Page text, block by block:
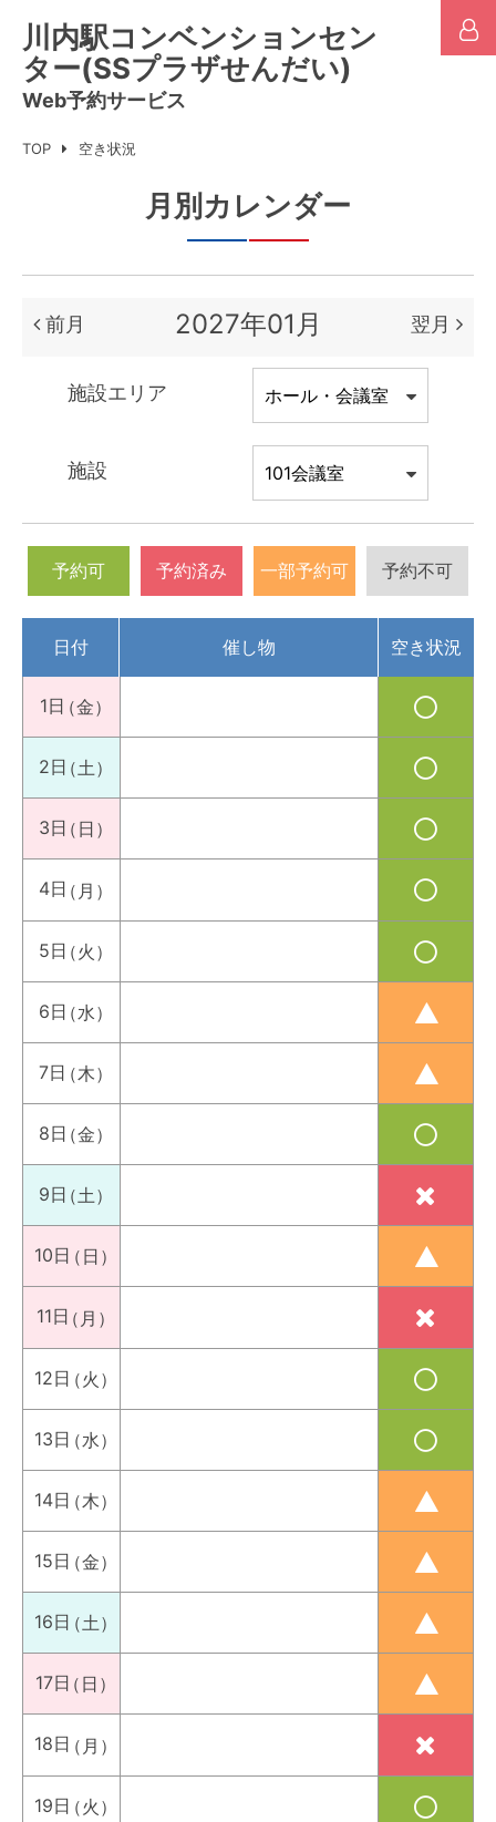
川内駅コンベンションセン
ター(SSプラザせんだい)
Web予約サービス
TOP 空き状況
月別カレンダー
前月 2027年01月 翌月
施設エリア
施設
予約可 予約済み 一部予約可 予約不可
日付 催し物 空き状況
1日（金）
2日（土）
3日（日）
4日（月）
5日（火）
6日（水）
7日（木）
8日（金）
9日（土）
10日（日）
11日（月）
12日（火）
13日（水）
14日（木）
15日（金）
16日（土）
17日（日）
18日（月）
19日（火）